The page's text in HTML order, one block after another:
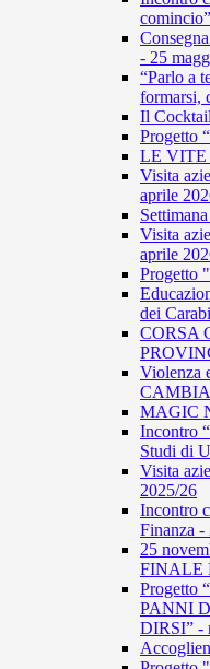
- 25
“Parlo a
formarsi,
Il
Progetto
LE VITE
Visita
aprile
Visita
aprile
Progetto
dei
CORSA
Violenza
MAGIC
Incontro
Studi di
Visita
2025/26
Incontro
Finanza -
25
FINALE
Progetto
PANNI
DIRSI” -